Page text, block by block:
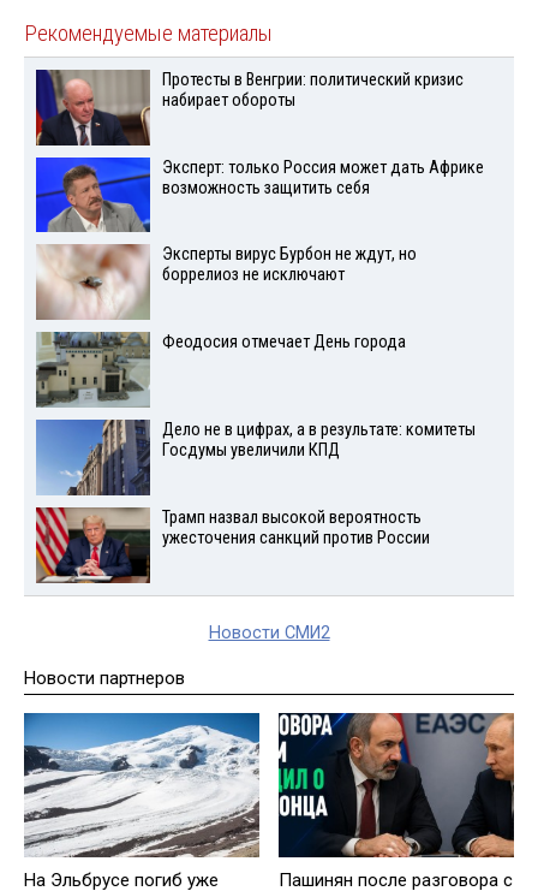
Рекомендуемые материалы
Протесты в Венгрии: политический кризис
набирает обороты
Эксперт: только Россия может дать Африке
возможность защитить себя
Эксперты вирус Бурбон не ждут, но
боррелиоз не исключают
Феодосия отмечает День города
Дело не в цифрах, а в результате: комитеты
Госдумы увеличили КПД
Трамп назвал высокой вероятность
ужесточения санкций против России
Новости СМИ2
Новости партнеров
На Эльбрусе погиб уже Пашинян после разговора с